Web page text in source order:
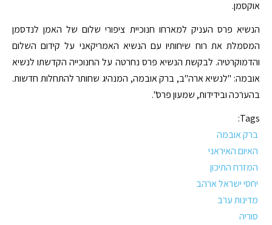
אוקסמן.
הנשיא פרס העניק למארחו חנוכיית ציפורי שלום של האמן לנדסמן
המסמלת את רוח שיחותיו עם הנשיא האמריקאני על קידום השלום
והדמוקרטיה. לבקשת הנשיא פרס נחרטה על החנוכייה הקדשתו לנשיא
אובמה: "לנשיא ארה"ב, ברק אובמה, המנהיג שחותר להתחלות חדשות.
בהערכה ובידידות, שמעון פרס".
Tags:
ברק אובמה
האיום האיראני
המזרח התיכון
יחסי ישראל ארהב
מדינות ערב
סוריה